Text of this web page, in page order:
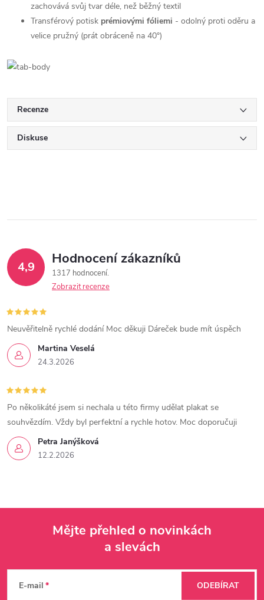
zachovává svůj tvar déle, než běžný textil
Transférový potisk prémiovými fóliemi - odolný proti oděru a
velice pružný (prát obráceně na 40°)
Recenze
Diskuse
4,9 Hodnocení zákazníků
1317 hodnocení
Zobrazit recenze
Martina Veselá
24.3.2026
Neuvěřitelně rychlé dodání Moc děkuji Dáreček bude mít úspěch
Petra Janýšková
12.2.2026
Po několikáté jsem si nechala u této firmy udělat plakat se
souhvězdím. Vždy byl perfektní a rychle hotov. Moc doporučuji
Mějte přehled o novinkách
a slevách
E-mail ODEBÍRAT